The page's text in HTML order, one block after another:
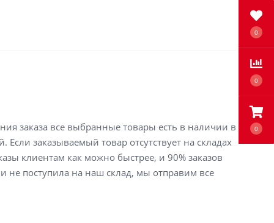
0
0
0
заказа все выбранные товары есть в наличии в
заказываемый товар отсутствует на складах
клиентам как можно быстрее, и 90% заказов
не поступила на наш склад, мы отправим все